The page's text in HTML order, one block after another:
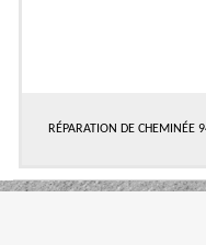
RÉPARATION DE CHEMINÉE